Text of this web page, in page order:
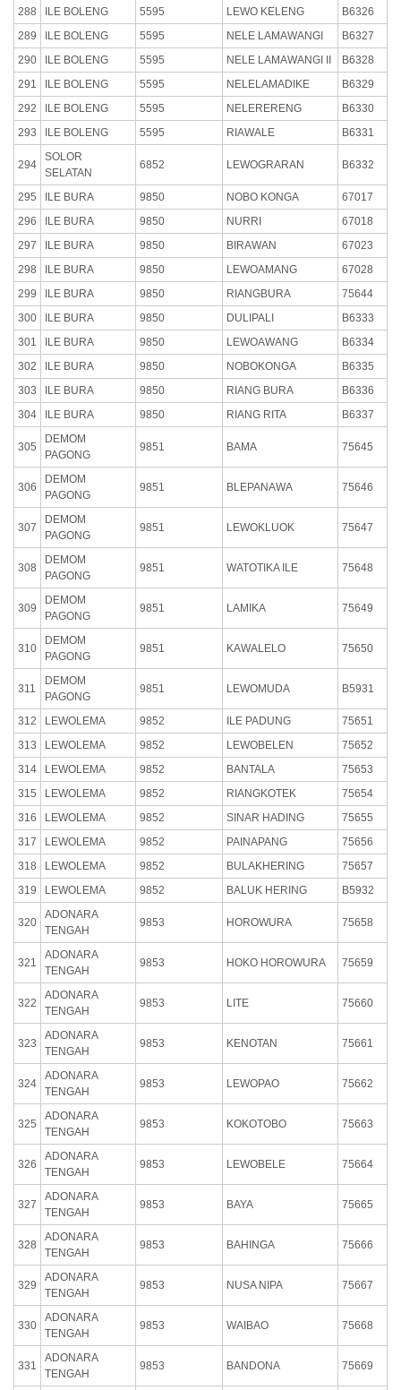
288
ILE BOLENG 5595 LEWO KELENG
B6326
289
ILE BOLENG 5595 NELE LAMAWANGI
B6327
290
ILE BOLENG 5595 NELE LAMAWANGI II
B6328
291
ILE BOLENG 5595 NELELAMADIKE
B6329
292
ILE BOLENG 5595 NELERERENG
B6330
293
ILE BOLENG 5595 RIAWALE B6331
294
SOLOR
SELATAN
6852 LEWOGRARAN B6332
295 ILE BURA 9850 NOBO KONGA
67017
296
ILE BURA 9850 NURRI
67018
297
ILE BURA 9850 BIRAWAN
67023
298
ILE BURA 9850 LEWOAMANG
67028
299
ILE BURA 9850 RIANGBURA
75644
300
ILE BURA 9850 DULIPALI
B6333
301
ILE BURA 9850 LEWOAWANG
B6334
302
ILE BURA 9850 NOBOKONGA
B6335
303
ILE BURA 9850 RIANG BURA
B6336
304
ILE BURA 9850 RIANG RITA B6337
305
DEMOM
PAGONG
9851 BAMA 75645
306
DEMOM
PAGONG
9851 BLEPANAWA 75646
307
DEMOM
PAGONG
9851 LEWOKLUOK 75647
308
DEMOM
PAGONG
9851 WATOTIKA ILE 75648
309
DEMOM
PAGONG
9851 LAMIKA 75649
310
DEMOM
PAGONG
9851 KAWALELO 75650
311
DEMOM
PAGONG
9851 LEWOMUDA B5931
312 LEWOLEMA 9852 ILE PADUNG
75651
313
LEWOLEMA 9852 LEWOBELEN
75652
314
LEWOLEMA 9852 BANTALA
75653
315
LEWOLEMA 9852 RIANGKOTEK
75654
316
LEWOLEMA 9852 SINAR HADING
75655
317
LEWOLEMA 9852 PAINAPANG
75656
318
LEWOLEMA 9852 BULAKHERING
75657
319
LEWOLEMA 9852 BALUK HERING B5932
320
ADONARA
TENGAH
9853 HOROWURA 75658
321
ADONARA
TENGAH
9853 HOKO HOROWURA 75659
322
ADONARA
TENGAH
9853 LITE 75660
323
ADONARA
TENGAH
9853 KENOTAN 75661
324
ADONARA
TENGAH
9853 LEWOPAO 75662
325
ADONARA
TENGAH
9853 KOKOTOBO 75663
326
ADONARA
TENGAH
9853 LEWOBELE 75664
327
ADONARA
TENGAH
9853 BAYA 75665
328
ADONARA
TENGAH
9853 BAHINGA 75666
329
ADONARA
TENGAH
9853 NUSA NIPA 75667
330
ADONARA
TENGAH
9853 WAIBAO 75668
331
ADONARA
TENGAH
9853 BANDONA 75669